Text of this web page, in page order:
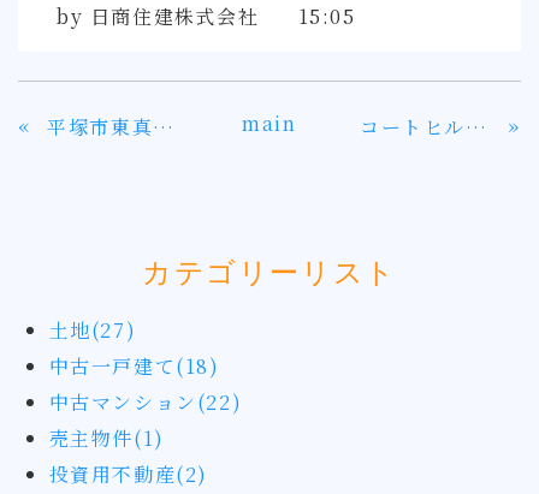
by 日商住建株式会社 15:05
« 平塚市東真土2丁目にある土地は35坪以上 main コートヒルズ湘南・日向岡リフォーム済みマンション »
カテゴリーリスト
土地(27)
中古一戸建て(18)
中古マンション(22)
売主物件(1)
投資用不動産(2)